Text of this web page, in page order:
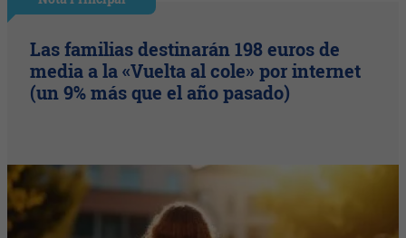
Las familias destinarán 198 euros de
media a la «Vuelta al cole» por internet
(un 9% más que el año pasado)